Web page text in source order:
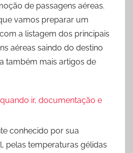
de passagens aéreas.
vamos preparar um
a listagem dos principais
aéreas saindo do destino
também mais artigos de
ir, documentação e
conhecido por sua
pelas temperaturas gélidas